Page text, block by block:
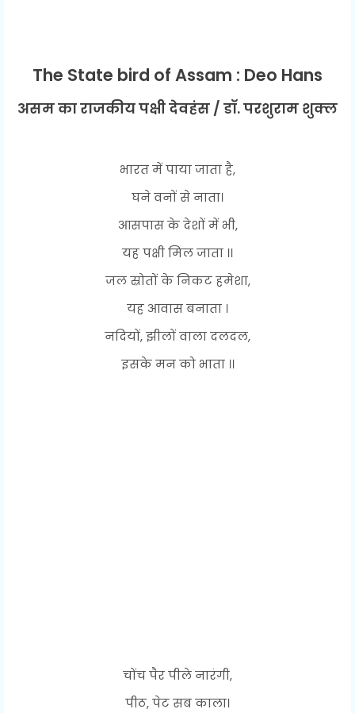
The State bird of Assam : Deo Hans
असम का राजकीय पक्षी देवहंस / डॉ. परशुराम शुक्ल
भारत में पाया जाता है,
घने वनों से नाता।
आसपास के देशों में भी,
यह पक्षी मिल जाता ।।
जल स्रोतों के निकट हमेशा,
यह आवास बनाता ।
नदियों, झीलों वाला दलदल,
इसके मन को भाता ।।
चोंच पैर पीले नारंगी,
पीठ, पेट सब काला।